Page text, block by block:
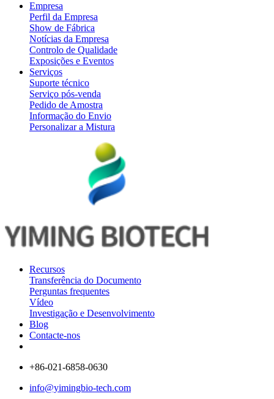
Empresa
Perfil da Empresa
Show de Fábrica
Notícias da Empresa
Controlo de Qualidade
Exposições e Eventos
Serviços
Suporte técnico
Serviço pós-venda
Pedido de Amostra
Informação do Envio
Personalizar a Mistura
Recursos
Transferência do Documento
Perguntas frequentes
Vídeo
Investigação e Desenvolvimento
Blog
Contacte-nos
+86-021-6858-0630
info@yimingbio-tech.com